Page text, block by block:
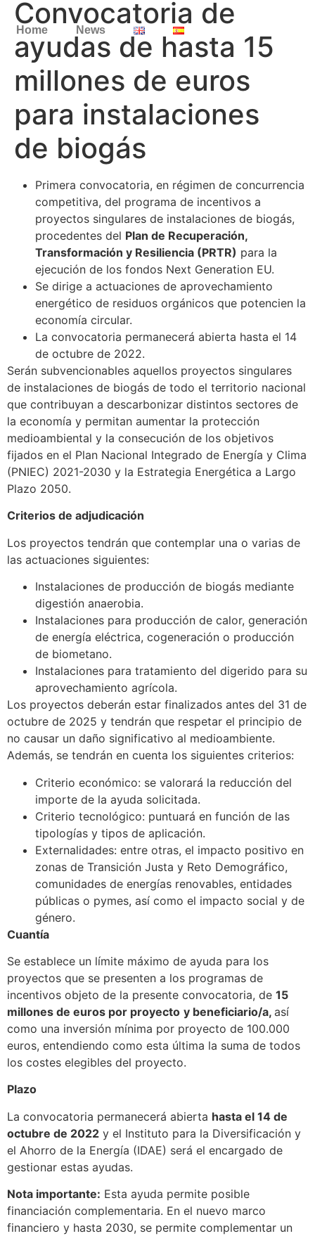
Home News
Convocatoria de
ayudas de hasta 15
millones de euros
para instalaciones
de biogás
Primera convocatoria, en régimen de concurrencia
competitiva, del programa de incentivos a
proyectos singulares de instalaciones de biogás,
procedentes del Plan de Recuperación,
Transformación y Resiliencia (PRTR) para la
ejecución de los fondos Next Generation EU.
Se dirige a actuaciones de aprovechamiento
energético de residuos orgánicos que potencien la
economía circular.
La convocatoria permanecerá abierta hasta el 14
de octubre de 2022.
Serán subvencionables aquellos proyectos singulares
de instalaciones de biogás de todo el territorio nacional
que contribuyan a descarbonizar distintos sectores de
la economía y permitan aumentar la protección
medioambiental y la consecución de los objetivos
fijados en el Plan Nacional Integrado de Energía y Clima
(PNIEC) 2021-2030 y la Estrategia Energética a Largo
Plazo 2050.
Criterios de adjudicación
Los proyectos tendrán que contemplar una o varias de
las actuaciones siguientes:
Instalaciones de producción de biogás mediante
digestión anaerobia.
Instalaciones para producción de calor, generación
de energía eléctrica, cogeneración o producción
de biometano.
Instalaciones para tratamiento del digerido para su
aprovechamiento agrícola.
Los proyectos deberán estar finalizados antes del 31 de
octubre de 2025 y tendrán que respetar el principio de
no causar un daño significativo al medioambiente.
Además, se tendrán en cuenta los siguientes criterios:
Criterio económico: se valorará la reducción del
importe de la ayuda solicitada.
Criterio tecnológico: puntuará en función de las
tipologías y tipos de aplicación.
Externalidades: entre otras, el impacto positivo en
zonas de Transición Justa y Reto Demográfico,
comunidades de energías renovables, entidades
públicas o pymes, así como el impacto social y de
género.
Cuantía
Se establece un límite máximo de ayuda para los
proyectos que se presenten a los programas de
incentivos objeto de la presente convocatoria, de 15
millones de euros por proyecto y beneficiario/a, así
como una inversión mínima por proyecto de 100.000
euros, entendiendo como esta última la suma de todos
los costes elegibles del proyecto.
Plazo
La convocatoria permanecerá abierta hasta el 14 de
octubre de 2022 y el Instituto para la Diversificación y
el Ahorro de la Energía (IDAE) será el encargado de
gestionar estas ayudas.
Nota importante: Esta ayuda permite posible
financiación complementaria. En el nuevo marco
financiero y hasta 2030, se permite complementar un